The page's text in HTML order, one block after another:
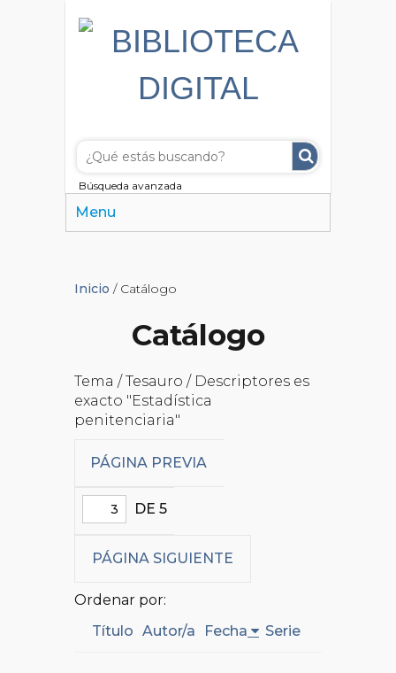
Búsqueda avanzada
Menu
Inicio / Catálogo
Catálogo
Tema / Tesauro / Descriptores es
exacto "Estadística
penitenciaria"
PÁGINA PREVIA
DE 5
PÁGINA SIGUIENTE
Ordenar por:
Título Autor/a Fecha Serie